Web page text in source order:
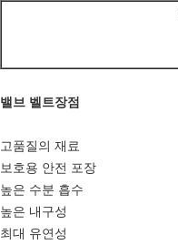
밸브 벨트장점
고품질의 재료
보호용 안전 포장
높은 수분 흡수
높은 내구성
최대 유연성